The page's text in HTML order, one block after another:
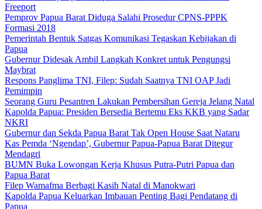
Freeport
Pemprov Papua Barat Diduga Salahi Prosedur CPNS-PPPK
Formasi 2018
Pemerintah Bentuk Satgas Komunikasi Tegaskan Kebijakan di
Papua
Gubernur Didesak Ambil Langkah Konkret untuk Pengungsi
Maybrat
Respons Panglima TNI, Filep: Sudah Saatnya TNI OAP Jadi
Pemimpin
Seorang Guru Pesantren Lakukan Pembersihan Gereja Jelang Natal
Kapolda Papua: Presiden Bersedia Bertemu Eks KKB yang Sadar
NKRI
Gubernur dan Sekda Papua Barat Tak Open House Saat Nataru
Kas Pemda ‘Ngendap’, Gubernur Papua-Papua Barat Ditegur
Mendagri
BUMN Buka Lowongan Kerja Khusus Putra-Putri Papua dan
Papua Barat
Filep Wamafma Berbagi Kasih Natal di Manokwari
Kapolda Papua Keluarkan Imbauan Penting Bagi Pendatang di
Papua